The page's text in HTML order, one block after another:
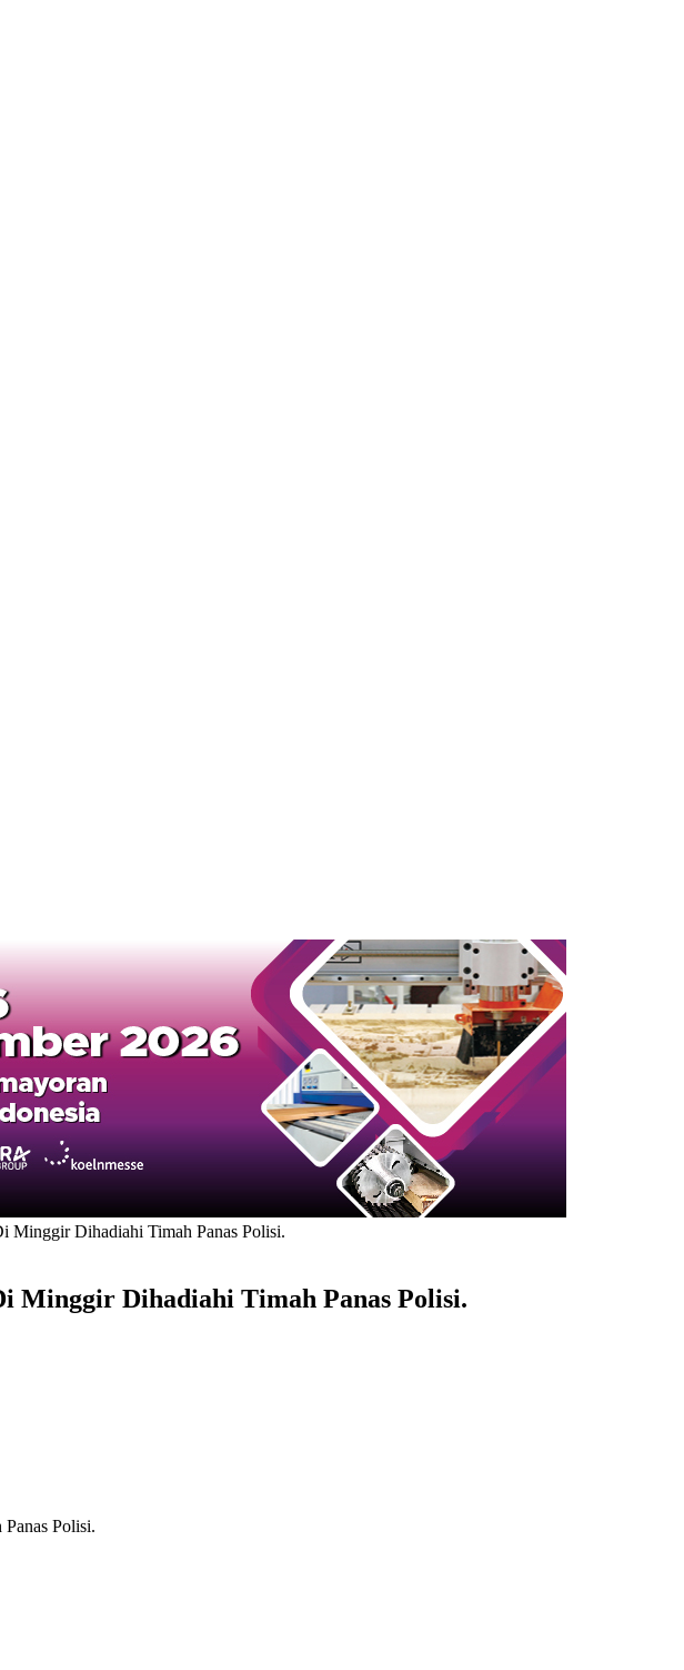
Minggir Dihadiahi Timah Panas Polisi.
Minggir Dihadiahi Timah Panas Polisi.
Polisi.